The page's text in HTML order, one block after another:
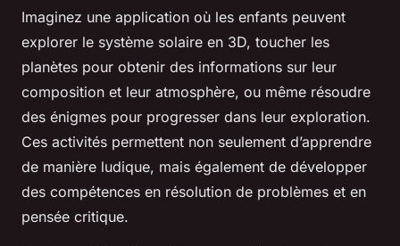
Imaginez une application où les enfants peuvent
explorer le système solaire en 3D, toucher les
planètes pour obtenir des informations sur leur
composition et leur atmosphère, ou même résoudre
des énigmes pour progresser dans leur exploration.
Ces activités permettent non seulement d’apprendre
de manière ludique, mais également de développer
des compétences en résolution de problèmes et en
pensée critique.